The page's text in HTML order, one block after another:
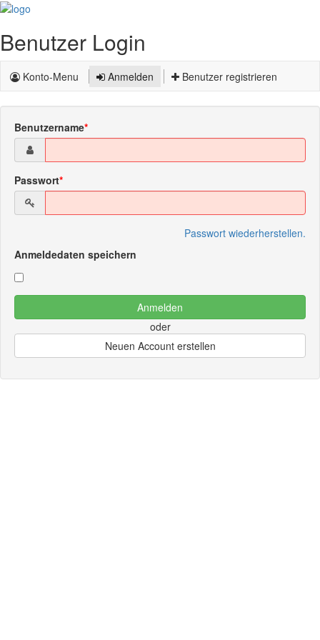
Benutzer Login
Konto-Menu Anmelden Benutzer registrieren
Benutzername
Passwort
Passwort wiederherstellen.
Anmeldedaten speichern
Anmelden
oder
Neuen Account erstellen